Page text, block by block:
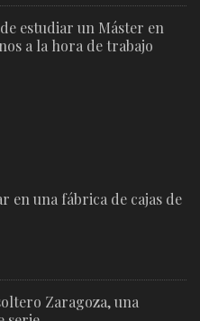
estudiar un Máster en
a la hora de trabajo
en una fábrica de cajas de
Zaragoza, una